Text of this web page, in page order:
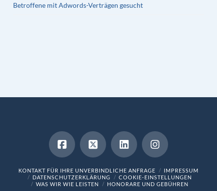
Betroffene mit Adwords-Verträgen gesucht
KONTAKT FÜR IHRE UNVERBINDLICHE ANFRAGE
IMPRESSUM
DATENSCHUTZERKLÄRUNG
COOKIE-EINSTELLUNGEN
WAS WIR WIE LEISTEN
HONORARE UND GEBÜHREN